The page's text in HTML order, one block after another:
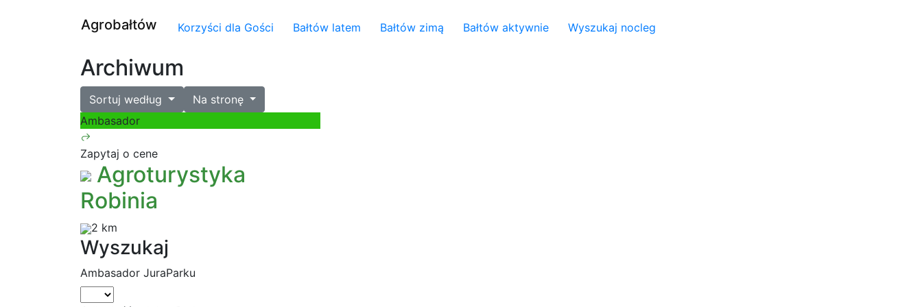
Agrobałtów Korzyści dla Gości Bałtów latem Bałtów zimą Bałtów aktywnie Wyszukaj nocleg
Archiwum
Sortuj według
Na stronę
Ambasador
Zapytaj o cene
Agroturystyka
Robinia
2 km
Wyszukaj
Ambasador JuraParku